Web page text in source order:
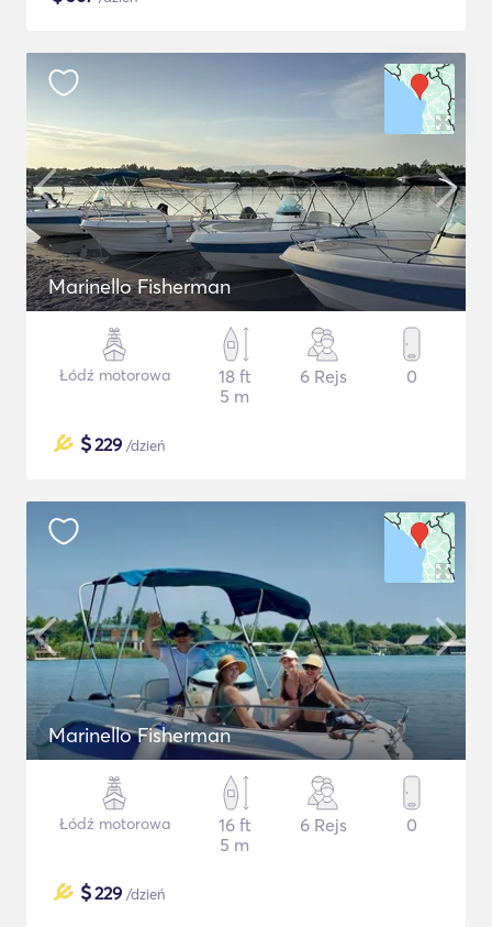
Marinello Fisherman
Łódź motorowa
18 ft
5 m
6 Rejs 0
$229 /dzień
Marinello Fisherman
Łódź motorowa
16 ft
5 m
6 Rejs 0
$229 /dzień